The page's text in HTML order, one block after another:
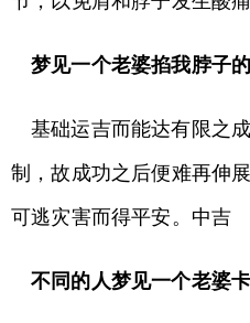
梦见一个老婆掐我脖子
基础运吉而能达有限之
制，故成功之后便难再伸
可逃灾害而得平安。中吉
不同的人梦见一个老婆